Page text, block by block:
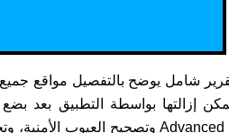
شامل يوضح بالتفصيل مواقع جميع
يمكن إزالتها بواسطة التطبيق